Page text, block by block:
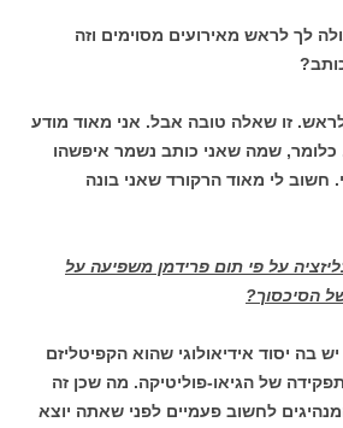
לך לראש מאירועים מסוימים וזה
זו שאלה טובה אבל. אני מאוד מודע
שמה שאני כותב נשמר איפשהו
חשוב לי מאוד הרקורד שאני בונה
על פי תום פרידמן משפיעה על
הסיכסוך?
בה יסוד אידיאולוגי שהוא הקפיטליזם
של הגיאו-פוליטיקה. מה שכן זה
לחשוב פעמיים לפני שאתה יוצא